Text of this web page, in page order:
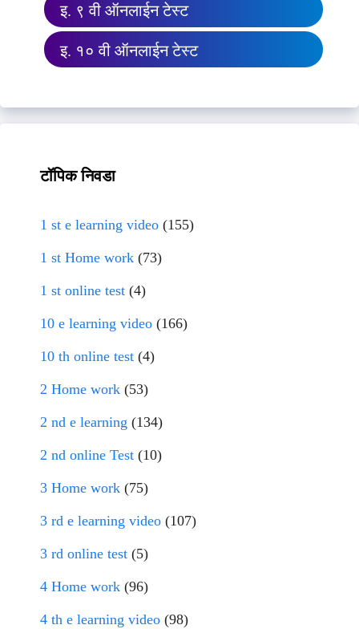
इ. ९ वी ऑनलाईन टेस्ट
इ. १० वी ऑनलाईन टेस्ट
टॉपिक निवडा
1 st e learning video (155)
1 st Home work (73)
1 st online test (4)
10 e learning video (166)
10 th online test (4)
2 Home work (53)
2 nd e learning (134)
2 nd online Test (10)
3 Home work (75)
3 rd e learning video (107)
3 rd online test (5)
4 Home work (96)
4 th e learning video (98)